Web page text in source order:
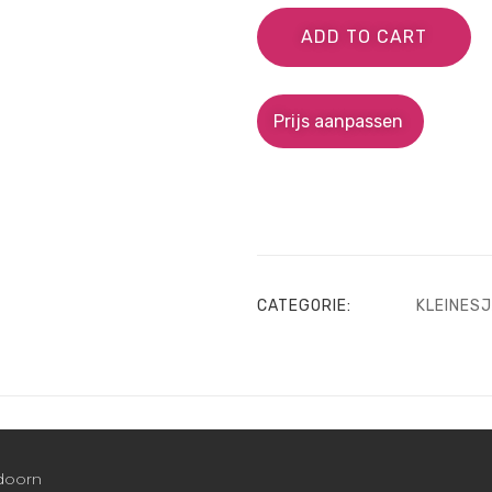
ADD TO CART
Prijs aanpassen
CATEGORIE: